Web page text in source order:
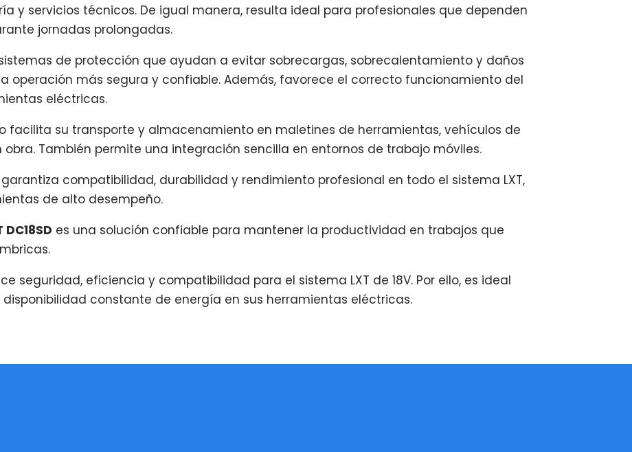
y servicios técnicos. De igual manera, resulta ideal para profesionales que dependen
jornadas prolongadas.
de protección que ayudan a evitar sobrecargas, sobrecalentamiento y daños
operación más segura y confiable. Además, favorece el correcto funcionamiento del
eléctricas.
facilita su transporte y almacenamiento en maletines de herramientas, vehículos de
También permite una integración sencilla en entornos de trabajo móviles.
garantiza compatibilidad, durabilidad y rendimiento profesional en todo el sistema LXT,
de alto desempeño.
es una solución confiable para mantener la productividad en trabajos que
seguridad, eficiencia y compatibilidad para el sistema LXT de 18V. Por ello, es ideal
constante de energía en sus herramientas eléctricas.